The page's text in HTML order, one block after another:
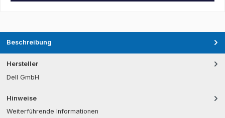
Beschreibung
Hersteller
Dell GmbH
Hinweise
Weiterführende Informationen